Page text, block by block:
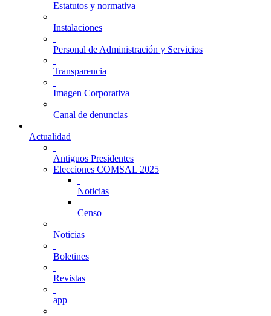
Estatutos y normativa
Instalaciones
Personal de Administración y Servicios
Transparencia
Imagen Corporativa
Canal de denuncias
Actualidad
Antiguos Presidentes
Elecciones COMSAL 2025
Noticias
Censo
Noticias
Boletines
Revistas
app